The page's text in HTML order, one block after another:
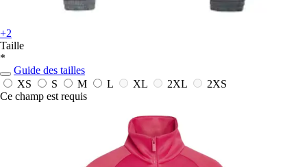
+2
Taille
*
Guide des tailles
XS
S M L XL 2XL
2XS
Ce champ est requis